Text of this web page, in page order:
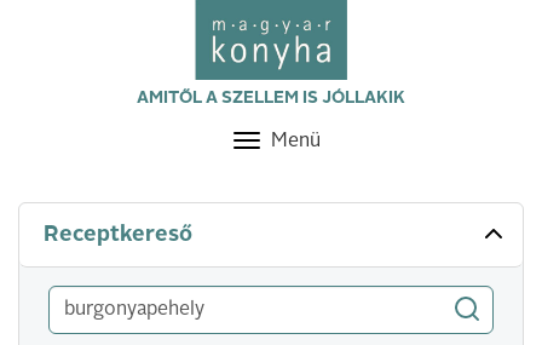
AMITŐL A SZELLEM IS JÓLLAKIK
Toggle
Menü
Receptkereső